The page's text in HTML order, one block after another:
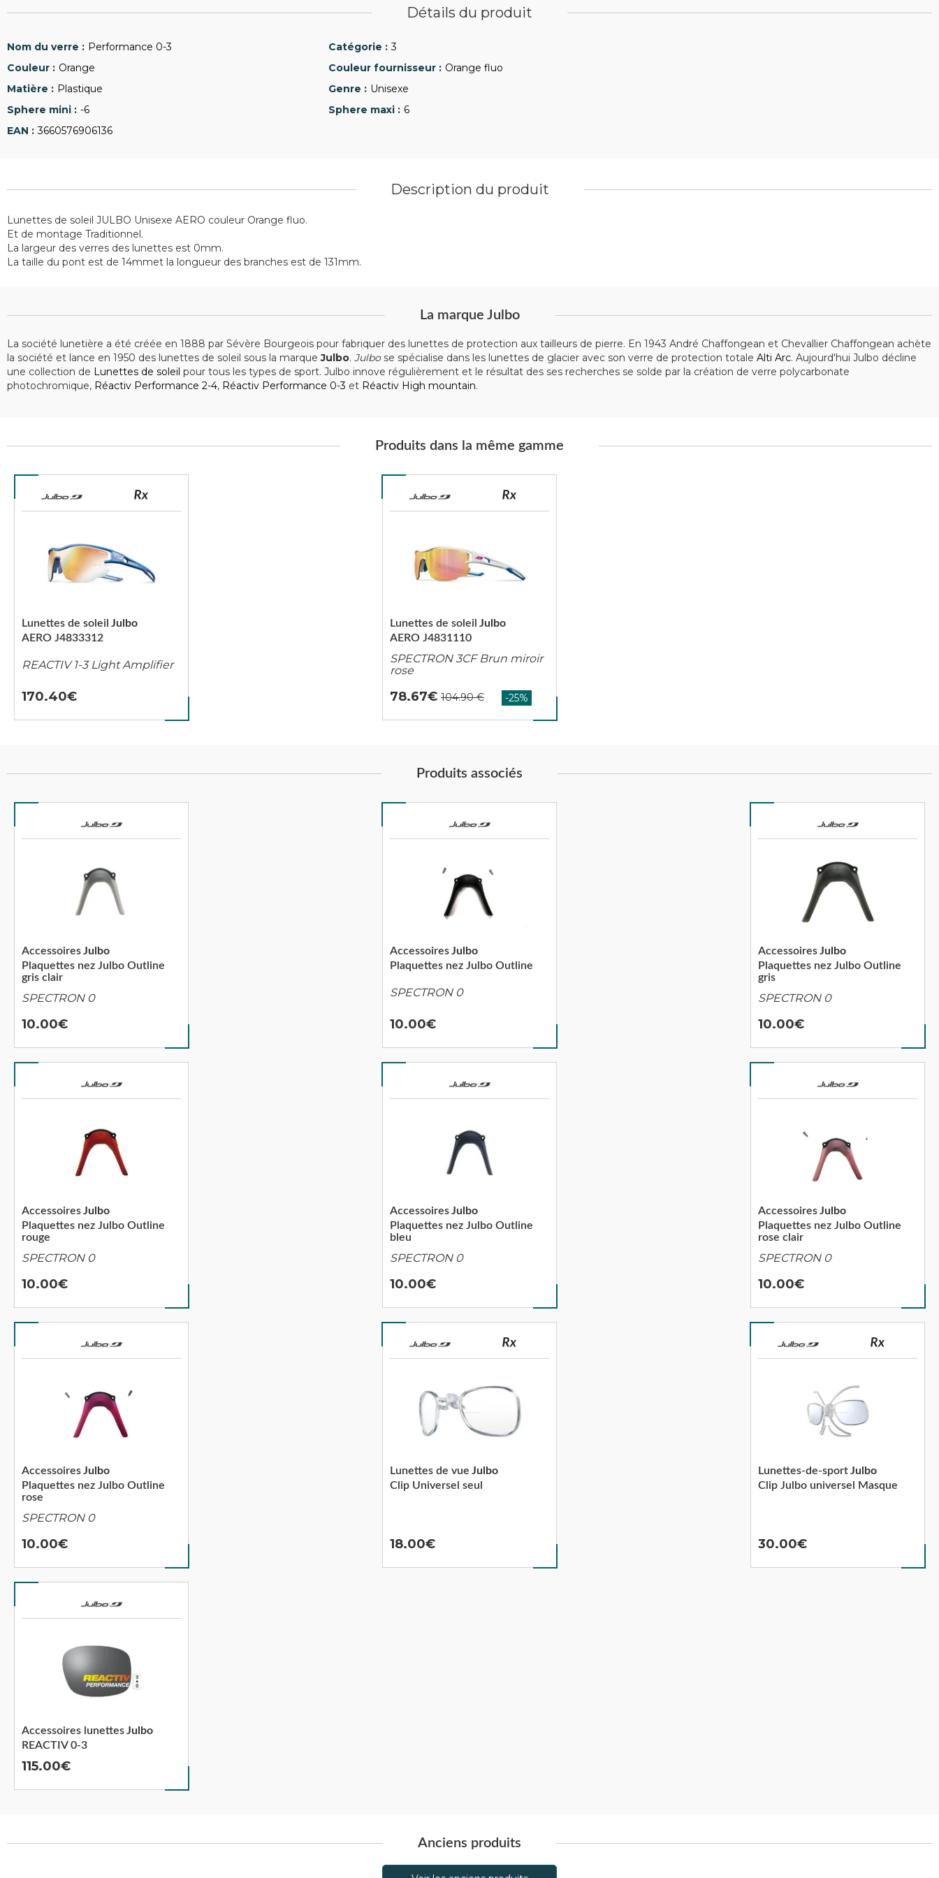
Détails du produit
Performance 0-3
3
Orange
Orange fluo
Plastique
Unisexe
-6
6
3660576906136
Description du produit
Lunettes de soleil JULBO Unisexe AERO couleur Orange fluo.
Et de montage Traditionnel.
La largeur des verres des lunettes est 0mm.
La taille du pont est de 14mmet la longueur des branches est de 131mm.
La marque Julbo
La société lunetière a été créée en 1888 par Sévère Bourgeois pour fabriquer des lunettes de protection aux tailleurs de pierre. En 1943 André Chaffongean et Chevallier Chaffongean achète
la société et lance en 1950 des lunettes de soleil sous la marqueJulbo. Julbose spécialise dans les lunettes de glacier avec son verre de protection totale Alti Arc. Aujourd'hui Julbo décline
une collection de Lunettes de soleil pour tous les types de sport. Julbo innove régulièrement et le résultat des ses recherches se solde par la création de verre polycarbonate
photochromique, Réactiv Performance 2-4, Réactiv Performance 0-3 et Réactiv High mountain.
Produits dans la même gamme
AERO J4833312
Lunettes de soleil Julbo
REACTIV 1-3 Light Amplifier
170.40
AERO J4831110
Lunettes de soleil Julbo
SPECTRON 3CF Brun miroir
rose
78.67
Produits associés
Plaquettes nez Julbo Outline
gris clair
AccessoiresJulbo
SPECTRON 0
10.00
Plaquettes nez Julbo Outline
AccessoiresJulbo
SPECTRON 0
10.00
Plaquettes nez Julbo Outline
gris
AccessoiresJulbo
SPECTRON 0
10.00
Plaquettes nez Julbo Outline
rouge
AccessoiresJulbo
SPECTRON 0
10.00
Plaquettes nez Julbo Outline
bleu
AccessoiresJulbo
SPECTRON 0
10.00
Plaquettes nez Julbo Outline
rose clair
AccessoiresJulbo
SPECTRON 0
10.00
Plaquettes nez Julbo Outline
rose
AccessoiresJulbo
SPECTRON 0
10.00
Clip Universel seul
Lunettes de vue Julbo
18.00
Clip Julbo universel Masque
Lunettes-de-sportJulbo
30.00
REACTIV 0-3
Accessoires lunettesJulbo
115.00
Anciens produits